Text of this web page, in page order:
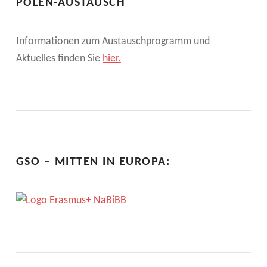
A
L
E
E
P
POLEN-AUSTAUSCH
Informationen zum Austauschprogramm und
Aktuelles finden Sie hier.
GSO – MITTEN IN EUROPA: